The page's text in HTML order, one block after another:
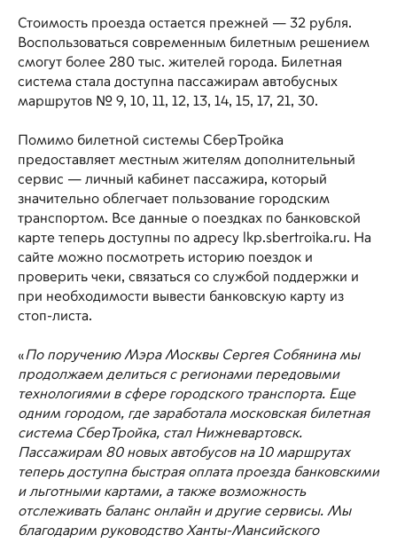
Стоимость проезда остается прежней — 32 рубля.
Воспользоваться современным билетным решением
смогут более 280 тыс. жителей города. Билетная
система стала доступна пассажирам автобусных
маршрутов № 9, 10, 11, 12, 13, 14, 15, 17, 21, 30.
Помимо билетной системы СберТройка
предоставляет местным жителям дополнительный
сервис — личный кабинет пассажира, который
значительно облегчает пользование городским
транспортом. Все данные о поездках по банковской
карте теперь доступны по адресу lkp.sbertroika.ru. На
сайте можно посмотреть историю поездок и
проверить чеки, связаться со службой поддержки и
при необходимости вывести банковскую карту из
стоп-листа.
«По поручению Мэра Москвы Сергея Собянина мы
продолжаем делиться с регионами передовыми
технологиями в сфере городского транспорта. Еще
одним городом, где заработала московская билетная
система СберТройка, стал Нижневартовск.
Пассажирам 80 новых автобусов на 10 маршрутах
теперь доступна быстрая оплата проезда банковскими
и льготными картами, а также возможность
отслеживать баланс онлайн и другие сервисы. Мы
благодарим руководство Ханты-Мансийского